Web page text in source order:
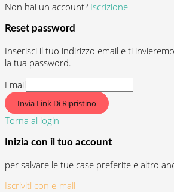
Non hai un account? Iscrizione
Reset password
Inserisci il tuo indirizzo email e ti
la tua password.
Email
Invia Link Di Ripristino
Torna al login
Inizia con il tuo account
per salvare le tue case preferite e altro
Iscriviti con e-mail